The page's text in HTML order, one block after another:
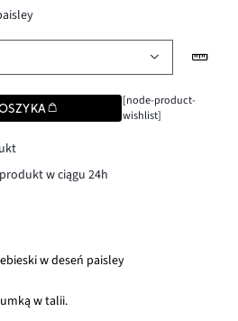
[node-product-
wishlist]
w ciągu 24h
w deseń paisley
w talii.